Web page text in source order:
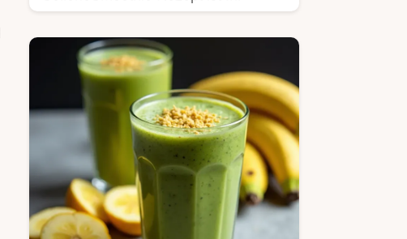
schmeckt…